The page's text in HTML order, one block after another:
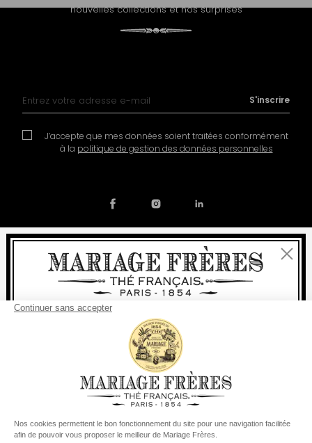
nouvelles collections et nos surprises
J’accepte que mes données soient traitées conformément
à la politique de gestion des données personnelles
S'inscrire
Notre histoire
Mentions légales
Devenir partenaire
Préférences en matière de cookies
© COPYRIGHT 2026 / MARIAGE FRERES
Fermer
Bienvenue
Pour tout achat, lalivraisonrapide est
à partir de 60 € en France Métropolitaine
à partir de 150 €pour le reste du monde
Votre pays de livraison est défini surEtats-Unis